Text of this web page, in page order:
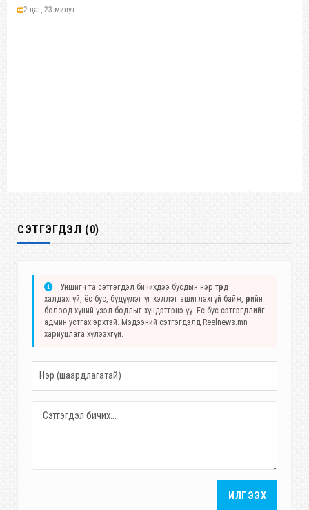
хүлээн авч уулзав
2 цаг, 23 минут
СЭТГЭГДЭЛ (0)
Уншигч та сэтгэгдэл бичихдээ бусдын нэр төрд
халдахгүй, ёс бус, бүдүүлэг үг хэллэг ашиглахгүй байж, өөрийн
болоод хүний үзэл бодлыг хүндэтгэнэ үү. Ёс бус сэтгэгдлийг
админ устгах эрхтэй. Мэдээний сэтгэгдэлд Reelnews.mn
хариуцлага хүлээхгүй.
ИЛГЭЭХ